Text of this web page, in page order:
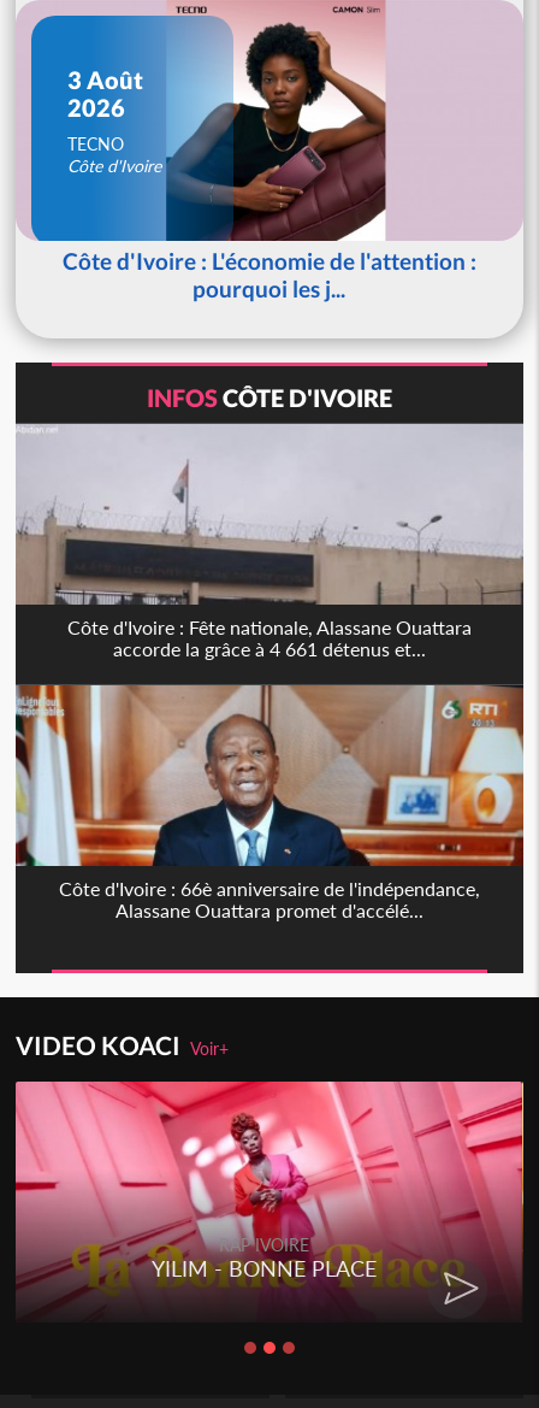
3 Août
2026
TECNO
Côte d'Ivoire
Côte d'Ivoire : L'économie de l'attention :
pourquoi les j...
INFOSCÔTE D'IVOIRE
Côte d'Ivoire : Fête nationale, Alassane Ouattara
accorde la grâce à 4 661 détenus et...
Côte d'Ivoire : 66è anniversaire de l'indépendance,
Alassane Ouattara promet d'accélé...
VIDEO KOACIVoir+
RAP IVOIRE
RENARD BARAKISSA - DOS DE
CHAT